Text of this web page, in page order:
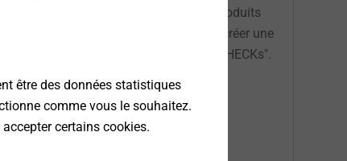
PDF des dessins techniques de nos produits
& more vous offre la possibilité de créer une
faisabilité avec les "APPLICATION CHECKs".
être des données statistiques
comme vous le souhaitez.
certains cookies.